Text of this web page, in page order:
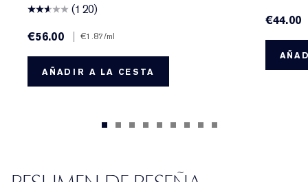
(120)
€56.00
€1.87/ml
AÑADIR A LA CESTA
€44.00